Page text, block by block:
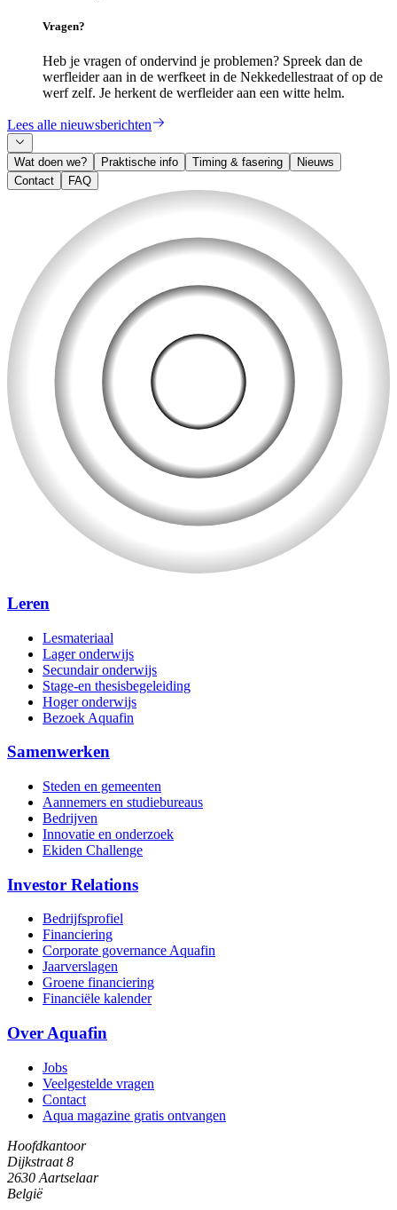
Vragen?
Heb je vragen of ondervind je problemen? Spreek dan de
werfleider aan in de werfkeet in de Nekkedellestraat of op de
werf zelf. Je herkent de werfleider aan een witte helm.
Lees alle nieuwsberichten
Wat doen we? Praktische info Timing & fasering
Nieuws
Contact
FAQ
Leren
Lesmateriaal
Lager onderwijs
Secundair onderwijs
Stage-en thesisbegeleiding
Hoger onderwijs
Bezoek Aquafin
Samenwerken
Steden en gemeenten
Aannemers en studiebureaus
Bedrijven
Innovatie en onderzoek
Ekiden Challenge
Investor Relations
Bedrijfsprofiel
Financiering
Corporate governance Aquafin
Jaarverslagen
Groene financiering
Financiële kalender
Over Aquafin
Jobs
Veelgestelde vragen
Contact
Aqua magazine gratis ontvangen
Hoofdkantoor
Dijkstraat 8
2630 Aartselaar
België